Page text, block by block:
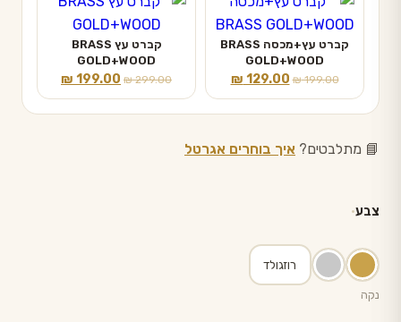
₪ 199.00.
₪ 299.00.
קברט עץ+מכסה BRASS
GOLD+WOOD
₪199.00
המחיר
המקורי
היה:
₪ 129.00
המחיר
הנוכחי
הוא:
קברט עץ BRASS
GOLD+WOOD
₪299.00
המחיר
המקורי
היה:
₪ 199.00
המחיר
הנוכחי
הוא:
📘 מתלבטים? איך בוחרים אגרטל
צבע
נקה
רוזגולד